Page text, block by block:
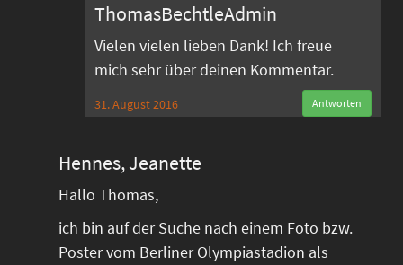
ThomasBechtleAdmin
Vielen vielen lieben Dank! Ich freue
mich sehr über deinen Kommentar.
31. August 2016 Antworten
Hennes, Jeanette
Hallo Thomas,
ich bin auf der Suche nach einem Foto bzw.
Poster vom Berliner Olympiastadion als